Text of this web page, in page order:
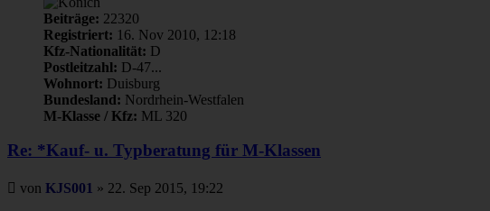
Beiträge: 22320
Registriert: 16. Nov 2010, 12:18
Kfz-Nationalität: D
Postleitzahl: D-47...
Wohnort: Duisburg
Bundesland: Nordrhein-Westfalen
M-Klasse / Kfz: ML 320
Re: *Kauf- u. Typberatung für M-Klassen
Beitrag
von KJS001 » 22. Sep 2015, 19:22